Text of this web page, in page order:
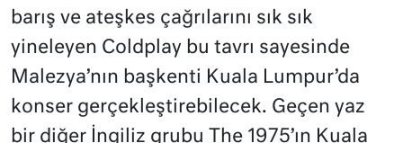
barış ve ateşkes çağrılarını sık sık
yineleyen Coldplay bu tavrı sayesinde
Malezya’nın başkenti Kuala Lumpur’da
konser gerçekleştirebilecek. Geçen yaz
bir diğer İngiliz grubu The 1975’ın Kuala